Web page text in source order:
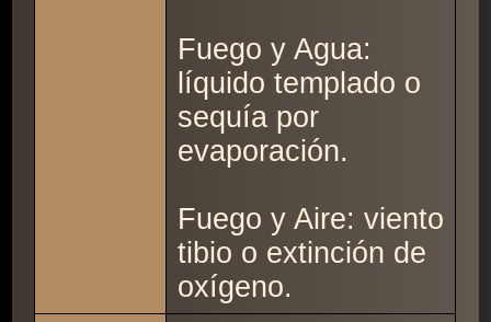
Fuego y Agua:
líquido templado o
sequía por
evaporación.
Fuego y Aire: viento
tibio o extinción de
oxígeno.